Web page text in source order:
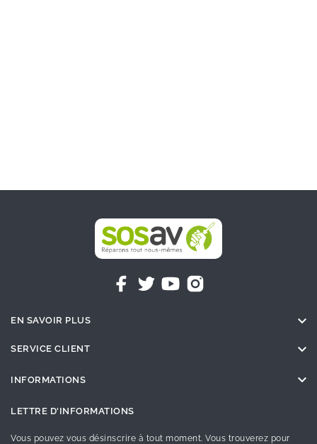
EN SAVOIR PLUS 
SERVICE CLIENT 
INFORMATIONS 
LETTRE D'INFORMATIONS
Vous pouvez vous désinscrire à tout moment. Vous trouverez pour